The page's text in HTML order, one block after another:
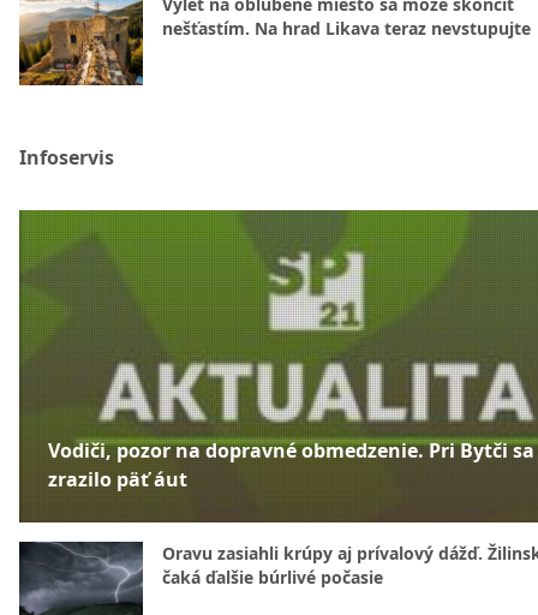
nešťastím. Na hrad Likava teraz nevstupujte
Infoservis
Vodiči, pozor na dopravné obmedzenie. Pri Bytči sa
zrazilo päť áut
Oravu zasiahli krúpy aj prívalový dážď.
čaká ďalšie búrlivé počasie